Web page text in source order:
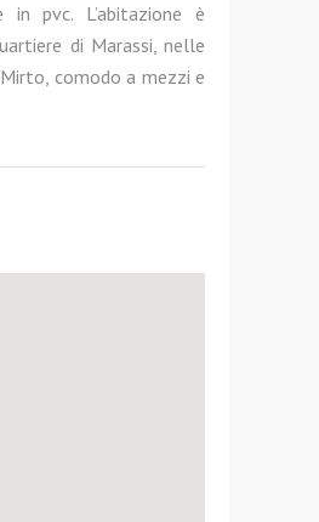
in pvc. L’abitazione è
di Marassi, nelle
comodo a mezzi e